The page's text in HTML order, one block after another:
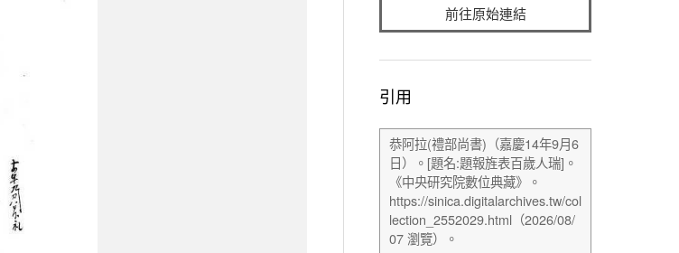
前往原始連結
引用